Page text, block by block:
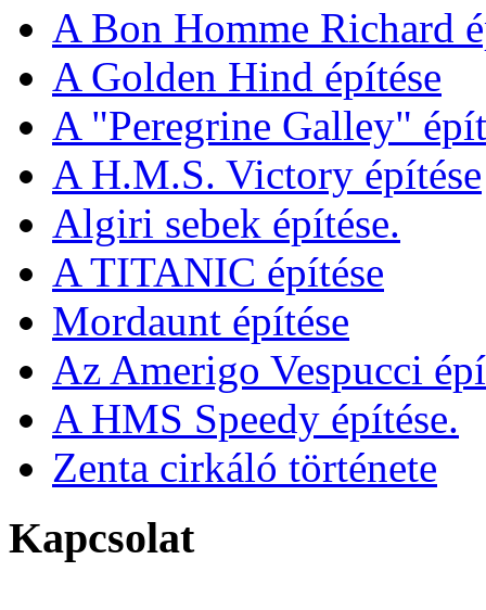
A Bon Homme Richard
A Golden Hind építése
A "Peregrine Galley"
A H.M.S. Victory építése
Algiri sebek építése.
A TITANIC építése
Mordaunt építése
Az Amerigo Vespucci
A HMS Speedy építése.
Zenta cirkáló története
Kapcsolat